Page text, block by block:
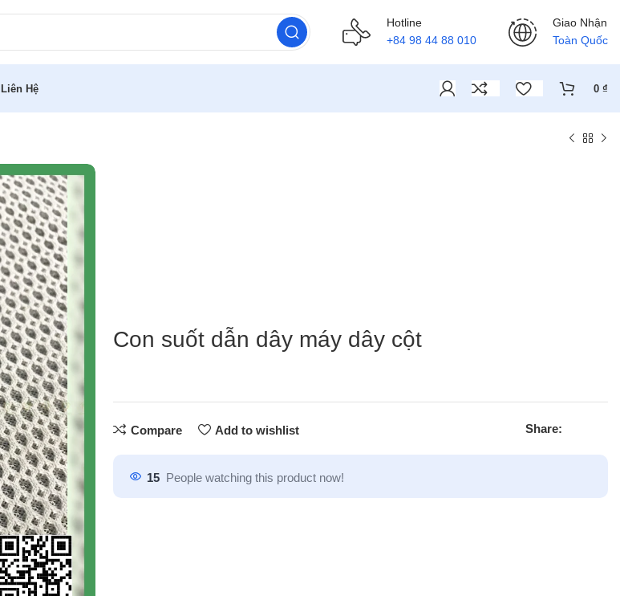
Hotline
+84 98 44 88 010
Giao Nhận
Toàn Quốc
Liên Hệ 0 ₫
Con suốt dẫn dây máy dây cột
Compare Add to wishlist Share:
15 People watching this product now!